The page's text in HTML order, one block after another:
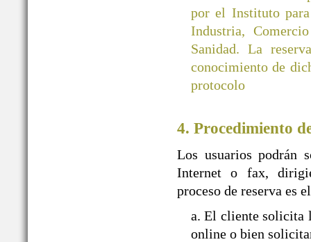
por el Instituto
Industria,
Sanidad. La
conocimiento de
protocolo
4. Procedimiento
Los usuarios podrán
Internet o fax,
proceso de reserva es
a. El cliente solicita
online o bien